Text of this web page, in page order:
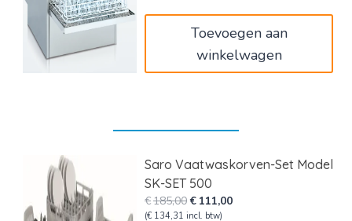
Toevoegen aan
winkelwagen
Saro Vaatwaskorven-Set Model
SK-SET 500
€185,00Oorspronkelijke
prijs
€ 111,00Huidige
(€ 134,31 incl. btw)